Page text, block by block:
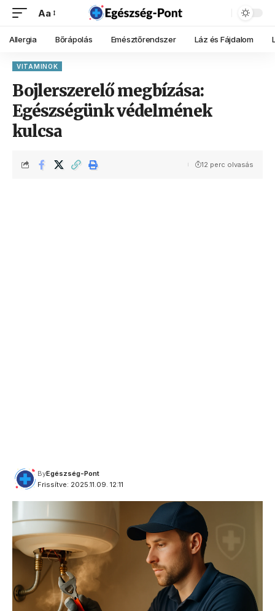
Aa
Allergia Bőrápolás Emésztőrendszer Láz és Fájdalom
VITAMINOK
Bojlerszerelő megbízása:
Egészségünk védelmének
kulcsa
Frissítve: 2025.11.09. 12:11
ByEgészség-Pont
12 perc olvasás